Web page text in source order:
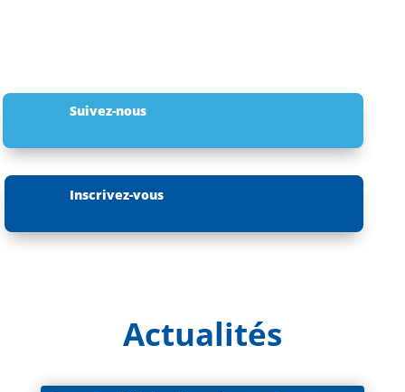
Suivez-nous
Inscrivez-vous
Actualités